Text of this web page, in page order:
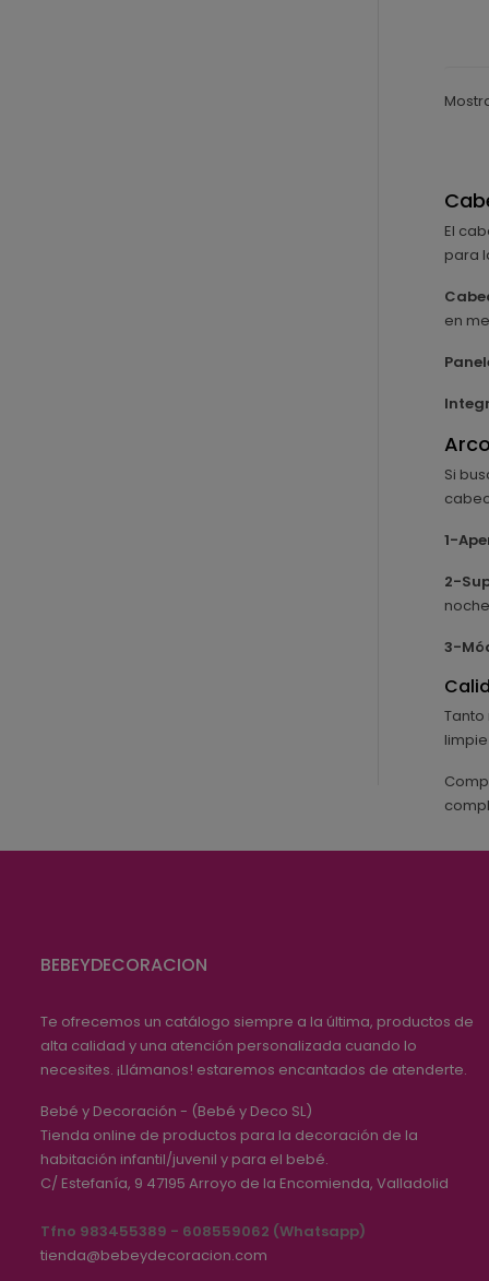
El
para
en
Si
1-
2-
3-
BEBEYDECORACION
Te ofrecemos un catálogo siempre a la última, productos de
alta calidad y una atención personalizada cuando lo
necesites. ¡Llámanos! estaremos encantados de atenderte.
Bebé y Decoración - (Bebé y Deco SL)
Tienda online de productos para la decoración de la
habitación infantil/juvenil y para el bebé.
C/ Estefanía, 9 47195 Arroyo de la Encomienda, Valladolid
Tfno 983455389 - 608559062 (Whatsapp)
tienda@bebeydecoracion.com